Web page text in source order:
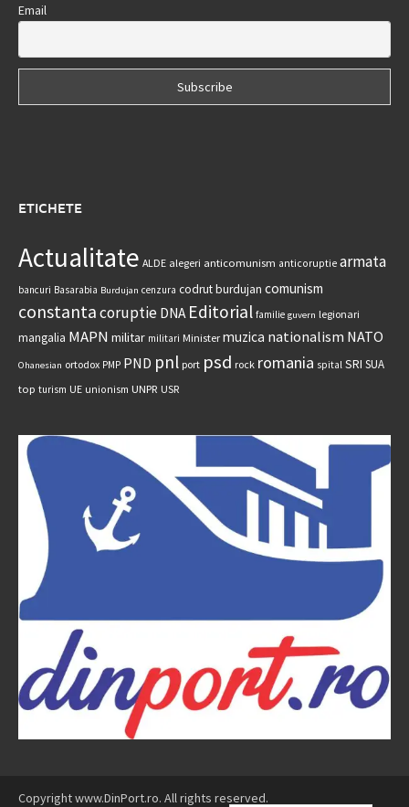
Email
ETICHETE
Actualitate ALDE alegeri anticomunism anticoruptie armata
bancuri Basarabia Burdujan cenzura codrut burdujan comunism
constantacoruptie DNA Editorial familie guvern legionari
mangalia MAPN militar militari Minister muzica nationalism NATO
Ohanesian ortodox PMP PND pnl port psd rock romania spital SRI SUA
top turism UE unionism UNPR USR
Copyright www.DinPort.ro. All rights reserved.